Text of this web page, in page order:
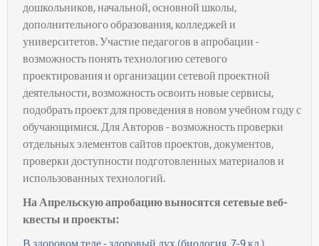
дошкольников, начальной, основной школы,
дополнительного образования, колледжей и
университетов. Участие педагогов в апробации -
возможность понять технологию сетевого
проектирования и организации сетевой проектной
деятельности, возможность освоить новые сервисы,
подобрать проект для проведения в новом учебном году с
обучающимися. Для Авторов - возможность проверки
отдельных элементов сайтов проектов, документов,
проверки доступности подготовленных материалов и
использованных технологий.
На Апрельскую апробацию выносятся сетевые веб-
квесты и проекты: